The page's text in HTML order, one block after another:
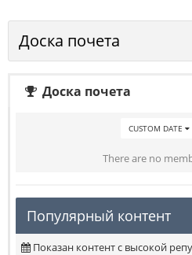
Доска почета
Доска почета
CUSTOM DATE
There are no
Популярный контент
Показан контент с высокой